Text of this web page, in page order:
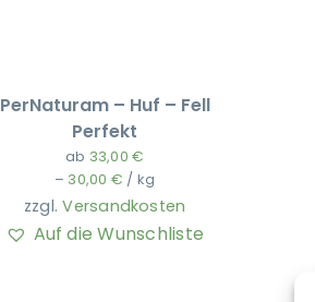
PerNaturam – Huf – Fell
Perfekt
ab 33,00€
– 30,00 € / kg
zzgl.Versandkosten
Auf die Wunschliste